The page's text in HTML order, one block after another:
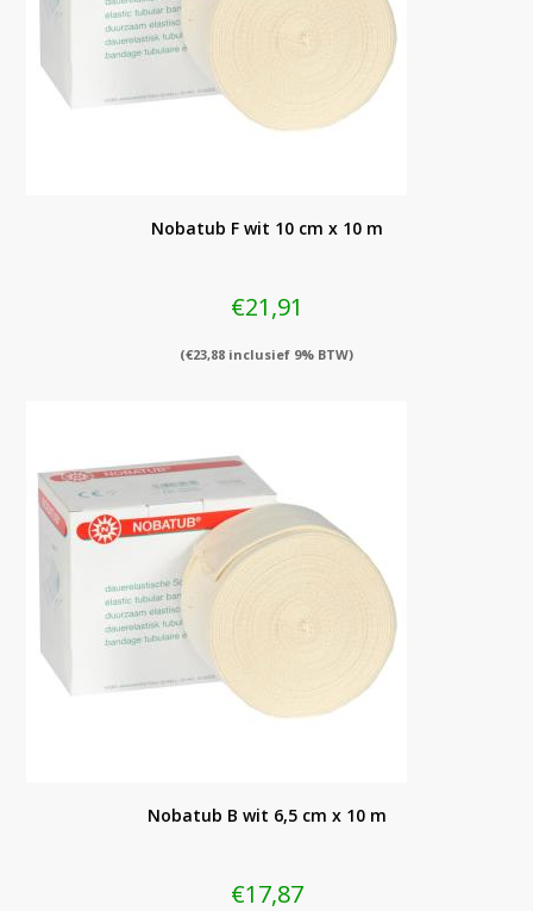
Nobatub F wit 10 cm x 10 m
€21,91
(€23,88 inclusief 9% BTW)
Nobatub B wit 6,5 cm x 10 m
€17,87